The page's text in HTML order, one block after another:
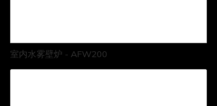
室内水雾壁炉 - AFW200